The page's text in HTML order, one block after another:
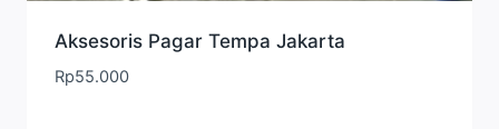
Aksesoris Pagar Tempa Jakarta
Rp55.000